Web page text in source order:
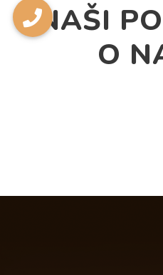
NAŠI
O